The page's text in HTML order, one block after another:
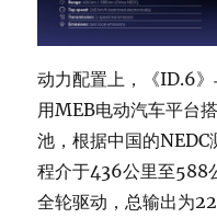
动力配置上，《ID.6
用MEB电动汽车平台
池，根据中国的NEDC
程介于436公里至588
全轮驱动，总输出为